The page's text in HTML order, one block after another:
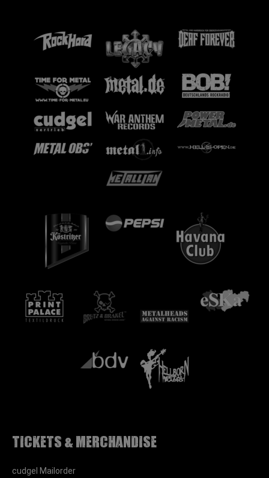
Tickets & Merchandise
cudgel Mailorder